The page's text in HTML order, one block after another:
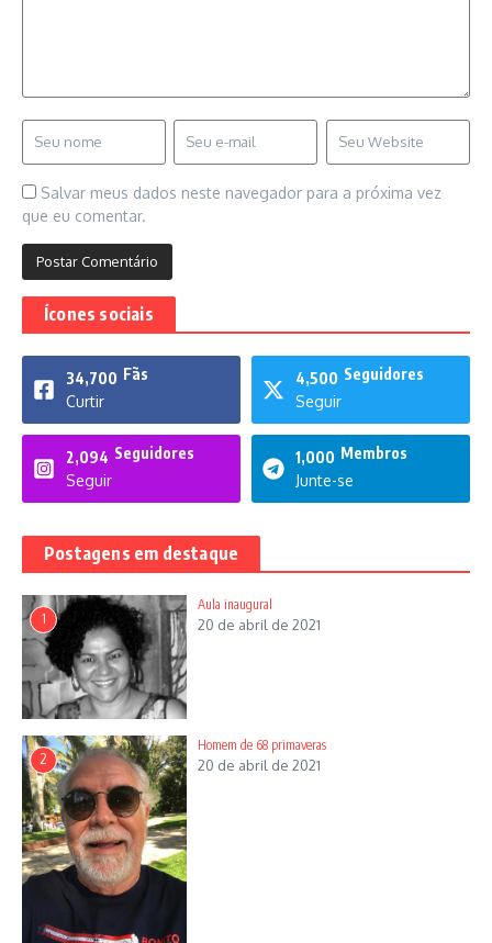
Salvar meus dados neste navegador para a próxima vez
que eu comentar.
Ícones sociais
34,700 Fãs
Curtir
4,500 Seguidores
Seguir
2,094 Seguidores
Seguir
1,000 Membros
Junte-se
Postagens em destaque
1
Aula inaugural
20 de abril de 2021
2
Homem de 68 primaveras
20 de abril de 2021